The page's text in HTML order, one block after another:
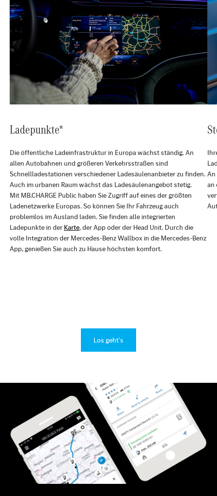
Ladepunkte*
Die öffentliche Ladeinfrastruktur in Europa wächst ständig. An
allen Autobahnen und größeren Verkehrsstraßen sind
Schnellladestationen verschiedener Ladesäulenanbieter zu finden.
Auch im urbanen Raum wächst das Ladesäulenangebot stetig.
Mit MB.CHARGE Public haben Sie Zugriff auf eines der größten
Ladenetzwerke Europas. So können Sie Ihr Fahrzeug auch
problemlos im Ausland laden. Sie finden alle integrierten
Ladepunkte in der Karte, der App oder der Head Unit. Durch die
volle Integration der Mercedes-Benz Wallbox in die Mercedes-Benz
App, genießen Sie auch zu Hause höchsten komfort.
an
Los geht's